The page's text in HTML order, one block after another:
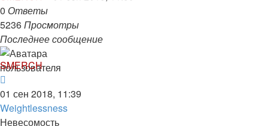
0 Ответы
5236Просмотры
Последнее сообщение
SMERCH
01 сен 2018, 11:39
Weightlessness
Невесомость